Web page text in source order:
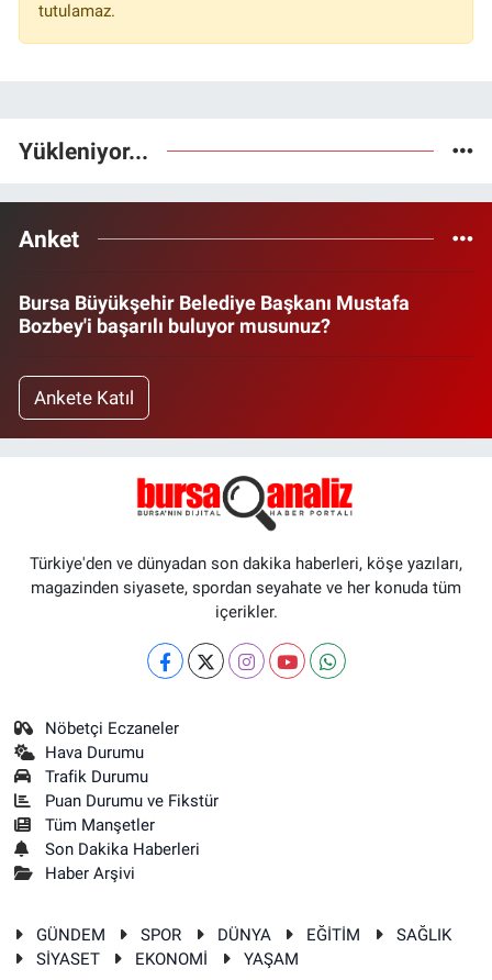
tutulamaz.
Yükleniyor...
Anket
Bursa Büyükşehir Belediye Başkanı Mustafa
Bozbey'i başarılı buluyor musunuz?
Ankete Katıl
Türkiye'den ve dünyadan son dakika haberleri, köşe yazıları,
magazinden siyasete, spordan seyahate ve her konuda tüm
içerikler.
Nöbetçi Eczaneler
Hava Durumu
Trafik Durumu
Puan Durumu ve Fikstür
Tüm Manşetler
Son Dakika Haberleri
Haber Arşivi
GÜNDEM SPOR DÜNYA EĞİTİM
SAĞLIK
SİYASET
EKONOMİ YAŞAM